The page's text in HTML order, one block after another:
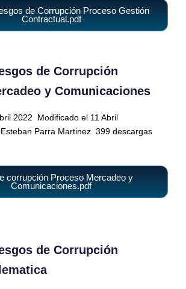
de Corrupción Proceso Gestión
Contractual.pdf
de Corrupción
y Comunicaciones
2022
Modificado el 11 Abril
Parra Martinez 399 descargas
corrupción Proceso Mercadeo y
Comunicaciones.pdf
de Corrupción